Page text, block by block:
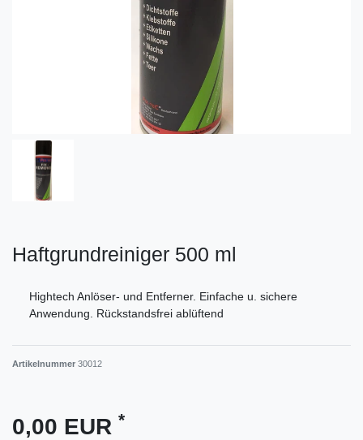
Haftgrundreiniger 500 ml
Hightech Anlöser- und Entferner. Einfache u. sichere
Anwendung. Rückstandsfrei ablüftend
Artikelnummer 30012
0,00 EUR *